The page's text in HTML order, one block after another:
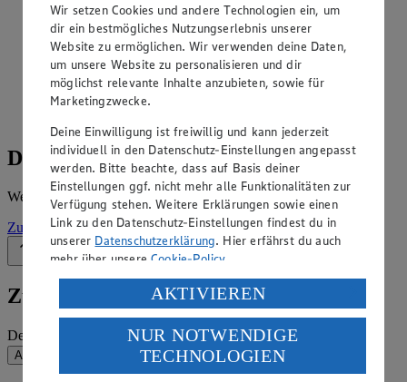
ansehen
Siehe dir die Angebote der Woche deines Marktes im
digitalen Blätterkatalog an.
Prospekt ExpressSBFW im Browser
Details zum Markt
Weitere Informationen – alles auf einem Blick.
Zur Marktseite
Zurück nach oben
Zum Newsletter anmelden
Deine E-Mail-Adresse (Pflichtfeld)
Absenden
Wir setzen Cookies und andere Technologien ein, um
dir ein bestmögliches Nutzungserlebnis unserer
Website zu ermöglichen. Wir verwenden deine Daten,
um unsere Website zu personalisieren und dir
möglichst relevante Inhalte anzubieten, sowie für
Marketingzwecke.
Deine Einwilligung ist freiwillig und kann jederzeit
individuell in den Datenschutz-Einstellungen angepasst
werden. Bitte beachte, dass auf Basis deiner
Einstellungen ggf. nicht mehr alle Funktionalitäten zur
Verfügung stehen. Weitere Erklärungen sowie einen
Link zu den Datenschutz-Einstellungen findest du in
unserer Datenschutzerklärung. Hier erfährst du auch
mehr über unsereCookie-Policy.
Verarbeitung deiner personenbezogenen Daten in den
USA durch Facebook und YouTube:
Wenn du auf „Aktivieren“ klickst, willigst du im Sinne
des Art. 49 Abs. 1 Satz 1 lit. a) DSGVO ein, dass deine
Daten in den USA verarbeitet werden. Der EuGH sieht
AKTIVIEREN
NUR NOTWENDIGE
TECHNOLOGIEN